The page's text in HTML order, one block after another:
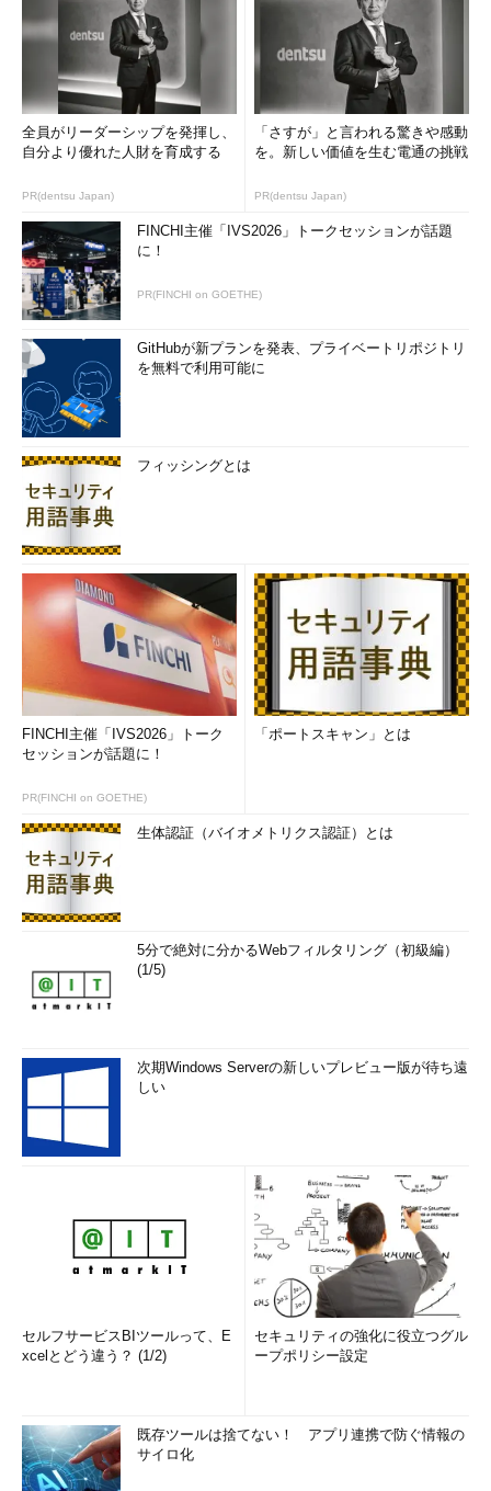
全員がリーダーシップを発揮し、
自分より優れた人財を育成する
PR(dentsu Japan)
「さすが」と言われる驚きや感動
を。新しい価値を生む電通の挑戦
PR(dentsu Japan)
FINCHI主催「IVS2026」トークセッションが話題
に！
PR(FINCHI on GOETHE)
GitHubが新プランを発表、プライベートリポジトリ
を無料で利用可能に
フィッシングとは
FINCHI主催「IVS2026」トーク
セッションが話題に！
PR(FINCHI on GOETHE)
「ポートスキャン」とは
生体認証（バイオメトリクス認証）とは
5分で絶対に分かるWebフィルタリング（初級編）
(1/5)
次期Windows Serverの新しいプレビュー版が待ち遠
しい
セルフサービスBIツールって、E
xcelとどう違う？ (1/2)
セキュリティの強化に役立つグル
ープポリシー設定
既存ツールは捨てない！ アプリ連携で防ぐ情報の
サイロ化